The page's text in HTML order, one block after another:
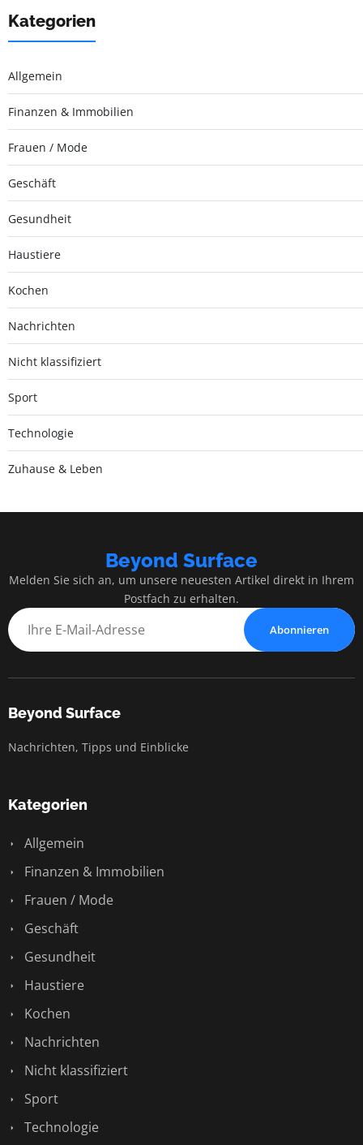
Kategorien
Allgemein
Finanzen & Immobilien
Frauen / Mode
Geschäft
Gesundheit
Haustiere
Kochen
Nachrichten
Nicht klassifiziert
Sport
Technologie
Zuhause & Leben
Beyond Surface
Melden Sie sich an, um unsere neuesten Artikel direkt in Ihrem
Postfach zu erhalten.
Abonnieren
Beyond Surface
Nachrichten, Tipps und Einblicke
Kategorien
Allgemein
Finanzen & Immobilien
Frauen / Mode
Geschäft
Gesundheit
Haustiere
Kochen
Nachrichten
Nicht klassifiziert
Sport
Technologie